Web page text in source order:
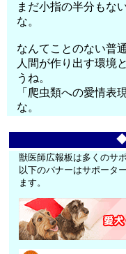
まだ小指の半分もな
な。
なんてことのない普
人間が作り出す環境
うね。
「爬虫類への愛情表
な。
◆
獣医師広報板は多くのサ
以下のバナーはサポータ
ます。